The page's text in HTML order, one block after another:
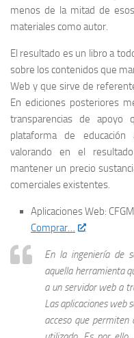
menos de la mitad de
materiales como autor.
El resultado es un libro a
sobre los contenidos que
Web y que sirve de
En ediciones posteriores
transparencias de
plataforma de
valorando en el
mantener un precio
comerciales existentes.
Aplicaciones Web:
Comprar…
En la ingeniería de
aquella herramienta
a un servidor web a
Las aplicaciones web
acceso que permiten